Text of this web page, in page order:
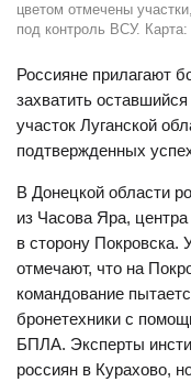
цветом отмечены
под контроль ВСУ.
Россияне прилагают
захватить
участок Луганской
подтвержденных
В Донецкой области
из Часова Яра,
в сторону Покровска.
отмечают, что на
командование
бронетехники с
БПЛА. Эксперты
россиян в Курахово,